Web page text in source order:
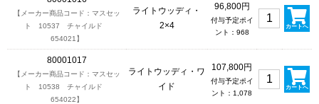
【メーカー商品コード：マスセッ
ト 10537 チャイルド
654021】
ライトウッディ・
2×4
96,800円
付与予定ポイ
ント：968
カートへ
80001017
【メーカー商品コード：マスセッ
ト 10538 チャイルド
654022】
ライトウッディ・ワ
イド
107,800円
付与予定ポイ
ント：1,078
カートへ